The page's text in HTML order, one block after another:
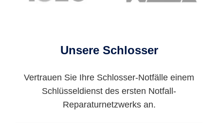
Unsere Schlosser
Vertrauen Sie Ihre Schlosser-Notfälle einem
Schlüsseldienst des ersten Notfall-
Reparaturnetzwerks an.